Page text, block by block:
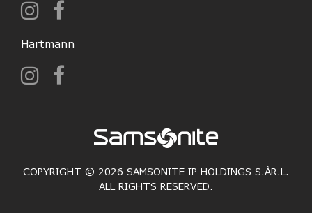
Hartmann
COPYRIGHT © 2026 SAMSONITE IP HOLDINGS S.ÀR.L.
ALL RIGHTS RESERVED.